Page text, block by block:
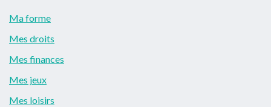
Ma forme
Mes droits
Mes finances
Mes jeux
Mes loisirs